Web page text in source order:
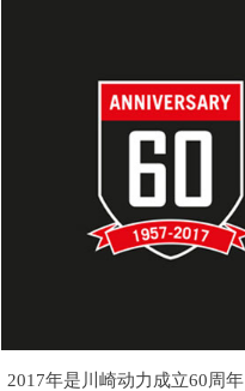
2017年是川崎动力成立60周年